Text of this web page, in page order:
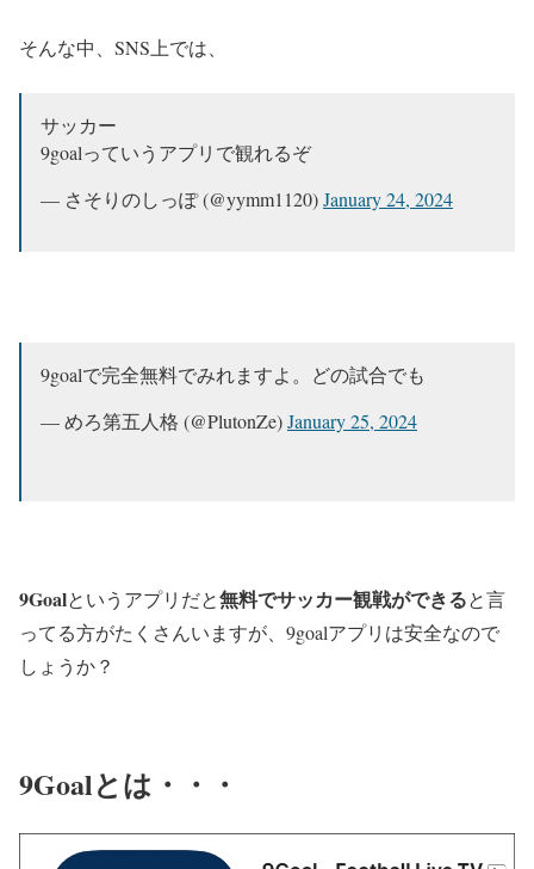
そんな中、SNS上では、
サッカー
9goalっていうアプリで観れるぞ
— さそりのしっぽ (@yymm1120)January 24, 2024
9goalで完全無料でみれますよ。どの試合でも
— めろ第五人格 (@PlutonZe)January 25, 2024
9Goalというアプリだと無料でサッカー観戦ができると言
ってる方がたくさんいますが、9goalアプリは安全なので
しょうか？
9Goalとは・・・